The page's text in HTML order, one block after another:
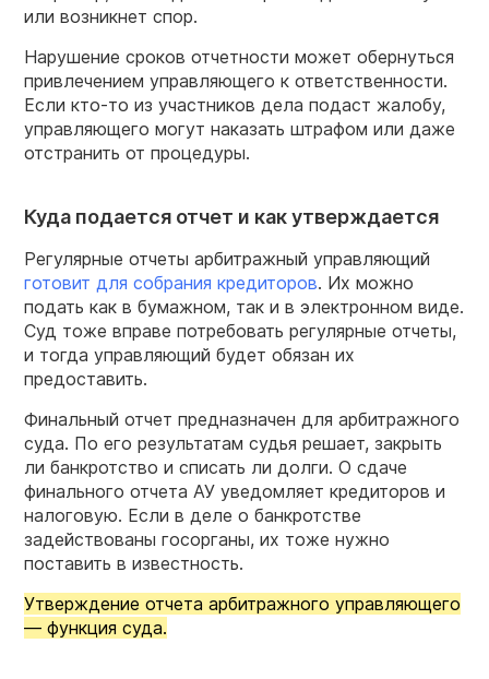
или возникнет спор.
Нарушение сроков отчетности может обернуться
привлечением управляющего к ответственности.
Если кто-то из участников дела подаст жалобу,
управляющего могут наказать штрафом или даже
отстранить от процедуры.
Куда подается отчет и как утверждается
Регулярные отчеты арбитражный управляющий
готовит для собрания кредиторов. Их можно
подать как в бумажном, так и в электронном виде.
Суд тоже вправе потребовать регулярные отчеты,
и тогда управляющий будет обязан их
предоставить.
Финальный отчет предназначен для арбитражного
суда. По его результатам судья решает, закрыть
ли банкротство и списать ли долги. О сдаче
финального отчета АУ уведомляет кредиторов и
налоговую. Если в деле о банкротстве
задействованы госорганы, их тоже нужно
поставить в известность.
Утверждение отчета арбитражного управляющего
— функция суда.